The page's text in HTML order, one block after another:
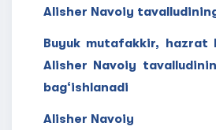
Alisher Navoiy
Buyuk mutafakkir, hazrat
Alisher Navoiy
bag‘ishlanadi
Alisher Navoiy